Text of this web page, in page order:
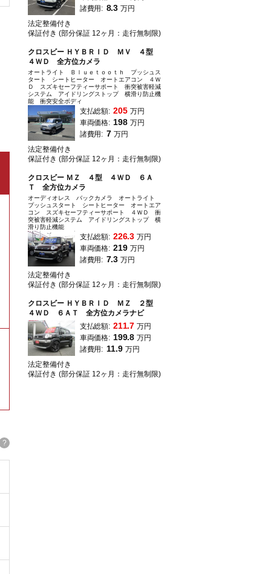
?
諸費用: 8.3 万円
法定整備付き
保証付き (部分保証 12ヶ月：走行無制限)
クロスビー ＨＹＢＲＩＤ ＭＶ ４型
４ＷＤ 全方位カメラ
オートライト Ｂｌｕｅｔｏｏｔｈ プッシュス
タート シートヒーター オートエアコン ４Ｗ
Ｄ スズキセーフティーサポート 衝突被害軽減
システム アイドリングストップ 横滑り防止機
能 衝突安全ボディ
支払総額: 205 万円
車両価格: 198 万円
諸費用: 7 万円
法定整備付き
保証付き (部分保証 12ヶ月：走行無制限)
クロスビー ＭＺ ４型 ４ＷＤ ６Ａ
Ｔ 全方位カメラ
オーディオレス バックカメラ オートライト
プッシュスタート シートヒーター オートエア
コン スズキセーフティーサポート ４ＷＤ 衝
突被害軽減システム アイドリングストップ 横
滑り防止機能
支払総額: 226.3 万円
車両価格: 219 万円
諸費用: 7.3 万円
法定整備付き
保証付き (部分保証 12ヶ月：走行無制限)
クロスビー ＨＹＢＲＩＤ ＭＺ ２型
４ＷＤ ６ＡＴ 全方位カメラナビ
支払総額: 211.7 万円
車両価格: 199.8 万円
諸費用: 11.9 万円
法定整備付き
保証付き (部分保証 12ヶ月：走行無制限)